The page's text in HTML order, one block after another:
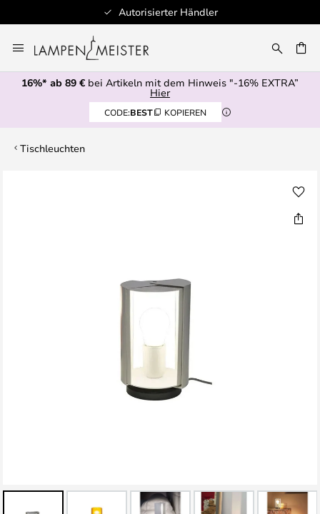
Autorisierter Händler
Inhalt
springen
16%* ab 89 € bei Artikeln mit dem Hinweis "-16% EXTRA”
Hier
CODE:BEST KOPIEREN
Tischleuchten